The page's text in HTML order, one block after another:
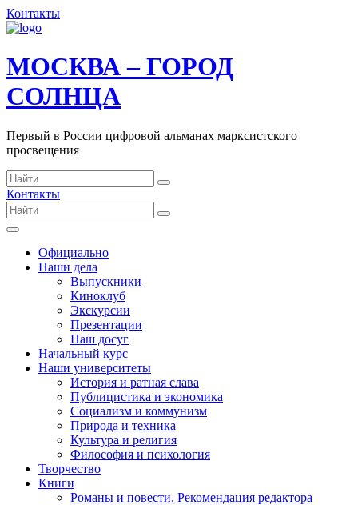
Контакты
МОСКВА – ГОРОД
СОЛНЦА
Первый в России цифровой альманах марксистского
просвещения
Контакты
Официально
Наши дела
Выпускники
Киноклуб
Экскурсии
Презентации
Наш досуг
Начальный курс
Наши университеты
История и ратная слава
Публицистика и экономика
Социализм и коммунизм
Природа и техника
Культура и религия
Философия и психология
Творчество
Книги
Романы и повести. Рекомендация редактора